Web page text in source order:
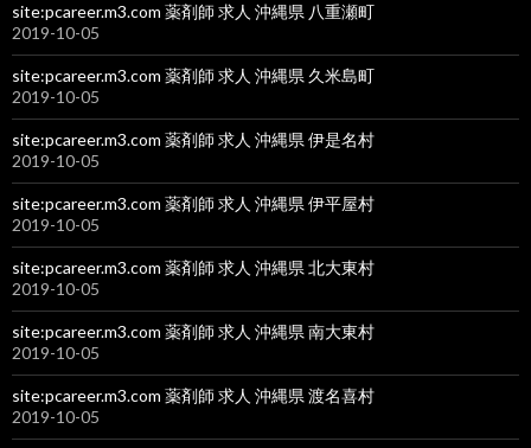
site:pcareer.m3.com 薬剤師 求人 沖縄県 八重瀬町
2019-10-05
site:pcareer.m3.com 薬剤師 求人 沖縄県 久米島町
2019-10-05
site:pcareer.m3.com 薬剤師 求人 沖縄県 伊是名村
2019-10-05
site:pcareer.m3.com 薬剤師 求人 沖縄県 伊平屋村
2019-10-05
site:pcareer.m3.com 薬剤師 求人 沖縄県 北大東村
2019-10-05
site:pcareer.m3.com 薬剤師 求人 沖縄県 南大東村
2019-10-05
site:pcareer.m3.com 薬剤師 求人 沖縄県 渡名喜村
2019-10-05